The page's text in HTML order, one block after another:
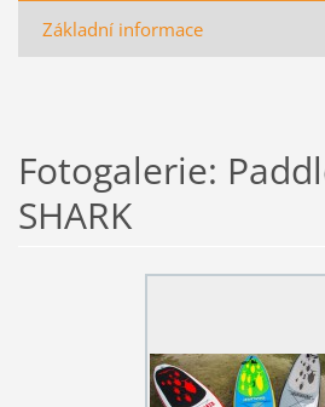
Základní informace
Fotogalerie:
SHARK